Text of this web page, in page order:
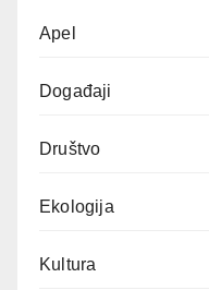
Apel
Događaji
Društvo
Ekologija
Kultura